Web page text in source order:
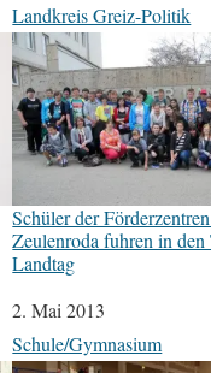
In Bezug auf
Landkreis Greiz-Politik
Schüler der
Zeulenroda fuhren in
Landtag
Datum
2. Mai 2013
In Bezug auf
Schule/Gymnasium